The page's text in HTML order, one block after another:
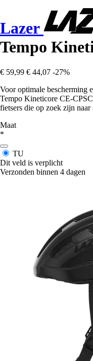
Lazer
Tempo
€ 59,99 € 44,07 -27%
Voor optimale bescherming
Tempo Kineticore CE-
fietsers die op zoek zijn
Maat
*
TU
Dit veld is verplicht
Verzonden binnen 4 dagen